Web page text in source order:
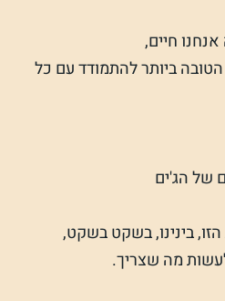
חיים,
ביותר להתמודד עם כל
של הג'ים
בינינו, בשקט בשקט,
מה שצריך.